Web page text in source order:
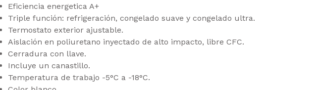
Eficiencia energetica A+
Triple función: refrigeración, congelado suave y congelado ultra.
Termostato exterior ajustable.
Aislación en poliuretano inyectado de alto impacto, libre CFC.
Cerradura con llave.
Incluye un canastillo.
Temperatura de trabajo -5°C a -18°C.